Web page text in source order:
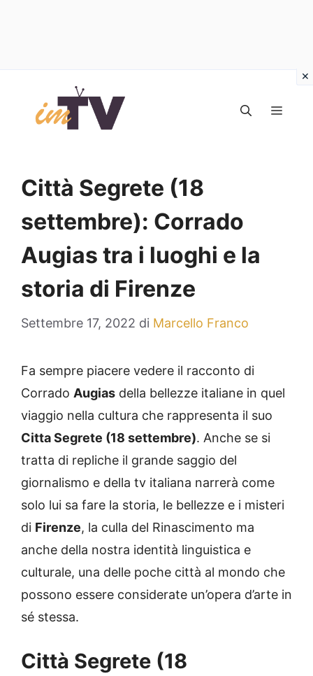
contenuto
Città Segrete (18
settembre): Corrado
Augias tra i luoghi e la
storia di Firenze
Settembre 17, 2022 di Marcello Franco
Fa sempre piacere vedere il racconto di
Corrado Augias della bellezze italiane in quel
viaggio nella cultura che rappresenta il suo
Citta Segrete (18 settembre). Anche se si
tratta di repliche il grande saggio del
giornalismo e della tv italiana narrerà come
solo lui sa fare la storia, le bellezze e i misteri
di Firenze, la culla del Rinascimento ma
anche della nostra identità linguistica e
culturale, una delle poche città al mondo che
possono essere considerate un’opera d’arte in
sé stessa.
Città Segrete (18